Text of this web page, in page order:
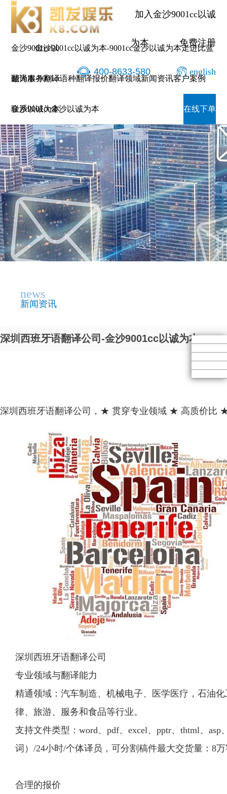
加入金沙9001cc以诚
为本 免费注册
400-8633-580 english
金沙9001cc以
诚为本-9001cc
金沙以诚为本
金沙9001cc以诚为本-9001cc金沙以诚为本走进比蓝
翻译服务翻译语种翻译报价翻译领域新闻资讯客户案例
联系9001cc金沙以诚为本 在线下单
news
新闻资讯
深圳西班牙语翻译公司-金沙9001cc以诚为本
深圳西班牙语翻译公司，★ 贯穿专业领域 ★ 高质价比
深圳西班牙语翻译公司
专业领域与翻译能力
精通领域：汽车制造、机械电子、医学医疗，石油
律、旅游、服务和食品等行业。
支持文件类型：word、pdf、excel、pptr、thtml、
词）/24小时/个体译员，可分割稿件最大交货量：8
合理的报价